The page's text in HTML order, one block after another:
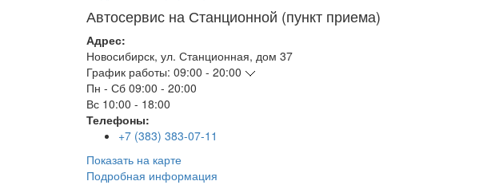
Автосервис на Станционной (пункт приема)
Адрес:
Новосибирск, ул. Станционная, дом 37
График работы: 09:00 - 20:00
Пн - Сб 09:00 - 20:00
Вс 10:00 - 18:00
Телефоны:
+7 (383) 383-07-11
Показать на карте
Подробная информация